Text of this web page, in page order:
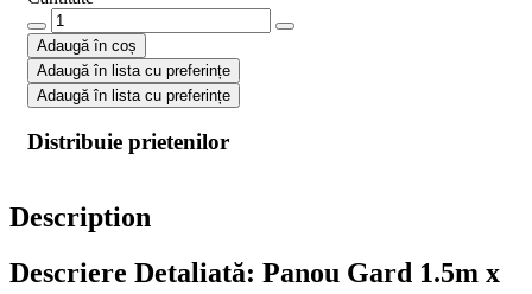
Plasa
bordurata
1500x2000x4,2mm
zincat
quantity
Adaugă în coș
Adaugă în lista cu preferințe
Adaugă în lista cu preferințe
Distribuie prietenilor
Description
Descriere Detaliată: Panou Gard 1.5m x